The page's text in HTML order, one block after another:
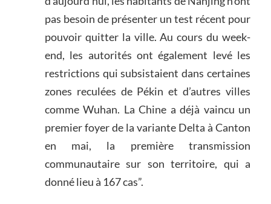
pas besoin de présenter un test récent pour
pouvoir quitter la ville. Au cours du week-
end, les autorités ont également levé les
restrictions qui subsistaient dans certaines
zones reculées de Pékin et d’autres villes
comme Wuhan. La Chine a déjà vaincu un
premier foyer de la variante Delta à Canton
en mai, la première transmission
communautaire sur son territoire, qui a
donné lieu à 167 cas”.